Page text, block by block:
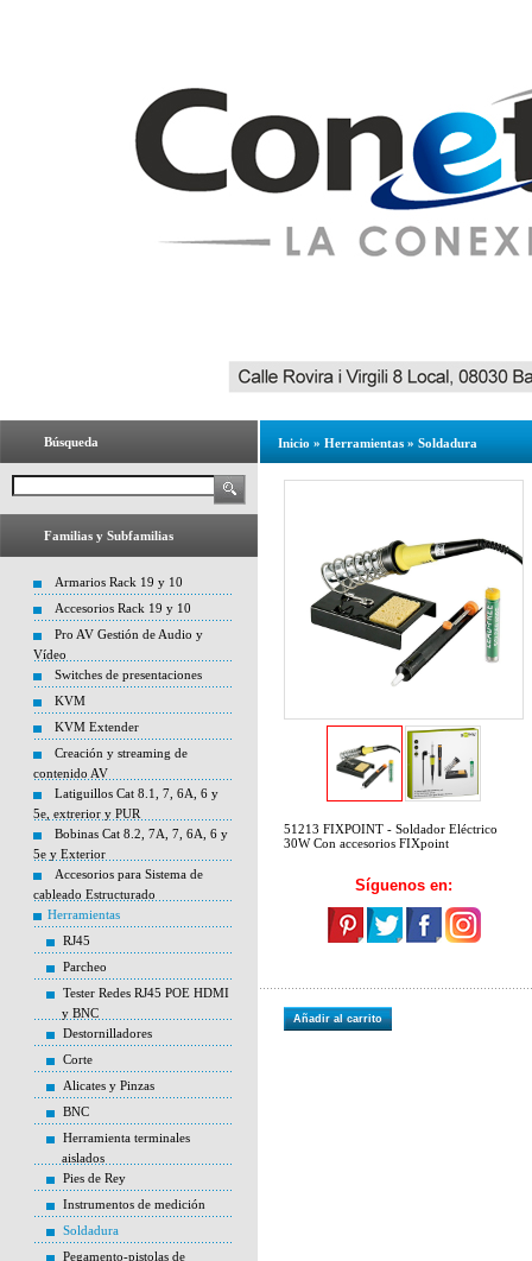
Búsqueda
Familias y Subfamilias
Armarios Rack 19 y 10
Accesorios Rack 19 y 10
Pro AV Gestión de Audio y
Vídeo
Switches de presentaciones
KVM
KVM Extender
Creación y streaming de
contenido AV
Latiguillos Cat 8.1, 7, 6A, 6 y
5e, extrerior y PUR
Bobinas Cat 8.2, 7A, 7, 6A, 6 y
5e y Exterior
Accesorios para Sistema de
cableado Estructurado
Herramientas
RJ45
Parcheo
Tester Redes RJ45 POE HDMI
y BNC
Destornilladores
Corte
Alicates y Pinzas
BNC
Herramienta terminales
aislados
Pies de Rey
Instrumentos de medición
Soldadura
Pegamento-pistolas de
Inicio » Herramientas » Soldadura
51213 FIXPOINT - Soldador Eléctrico
30W Con accesorios FIXpoint
Síguenos en:
Añadir al carrito